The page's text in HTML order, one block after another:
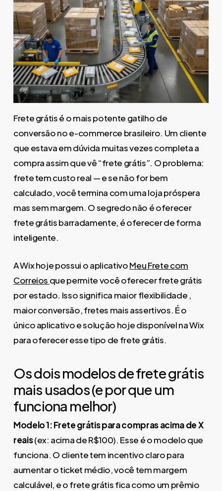
Frete grátis é o mais potente gatilho de
conversão no e-commerce brasileiro. Um cliente
que estava em dúvida muitas vezes completa a
compra assim que vê “frete grátis”. O problema:
frete tem custo real — e se não for bem
calculado, você termina com uma loja próspera
mas sem margem. O segredo não é oferecer
frete grátis barradamente, é oferecer de forma
inteligente.
A Wix hoje possui o aplicativoMeu Frete com
Correios que permite você oferecer frete grátis
por estado. Isso significa maior flexibilidade ,
maior conversão, fretes mais assertivos. É o
único aplicativo e solução hoje disponível na Wix
para oferecer esse tipo de frete grátis.
Os dois modelos de frete grátis
mais usados (e por que um
funciona melhor)
Modelo 1: Frete grátis para compras acima de X
reais(ex: acima de R$100). Esse é o modelo que
funciona. O cliente tem incentivo claro para
aumentar o ticket médio, você tem margem
calculável, e o frete grátis fica como um prêmio